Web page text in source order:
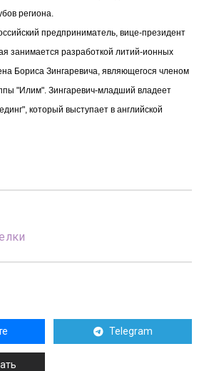
региона.
предприниматель, вице-президент
занимается разработкой литий-ионных
Бориса Зингаревича, являющегося членом
"Илим". Зингаревич-младший владеет
который выступает в английской
Telegram